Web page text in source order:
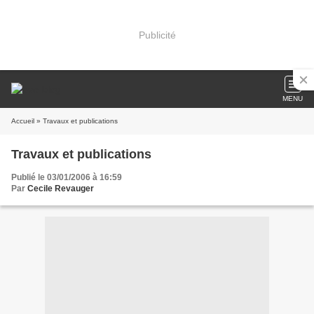
Publicité
MENU
Accueil » Travaux et publications
Travaux et publications
Publié le 03/01/2006 à 16:59
Par Cecile Revauger